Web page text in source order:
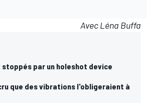
Avec Léna Buffa
stoppés par un holeshot device
que des vibrations l'obligeraient à